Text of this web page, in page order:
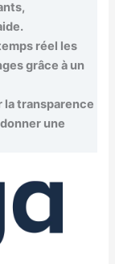
réel les
grâce à un
transparence
une